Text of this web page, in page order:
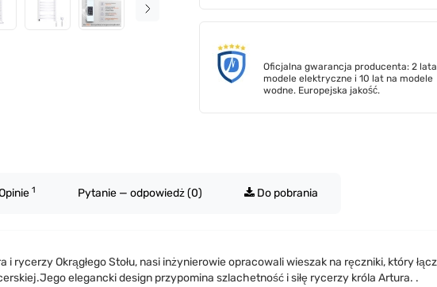
Oficjalna gwarancja producenta: 2
modele elektryczne i 10 lat na modele
wodne. Europejska jakość.
1 Pytanie — odpowiedż (0) Do pobrania
i rycerzy Okrągłego Stołu, nasi inżynierowie opracowali wieszak na ręczniki, który
elegancki design przypomina szlachetność i siłę rycerzy króla Artura. .